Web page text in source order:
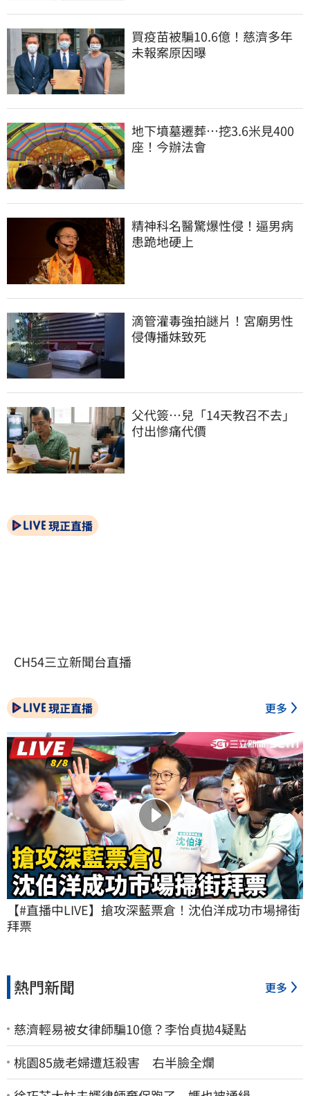
買疫苗被騙10.6億！慈濟多年
未報案原因曝
地下墳墓遷葬…挖3.6米見400
座！今辦法會
精神科名醫驚爆性侵！逼男病
患跪地硬上
滴管灌毒強拍謎片！宮廟男性
侵傳播妹致死
父代簽…兒「14天教召不去」
付出慘痛代價
現正直播
CH54三立新聞台直播
現正直播 更多
【#直播中LIVE】搶攻深藍票倉！沈伯洋成功市場掃街
拜票
熱門新聞 更多
慈濟輕易被女律師騙10億？李怡貞拋4疑點
桃園85歲老婦遭尪殺害 右半臉全爛